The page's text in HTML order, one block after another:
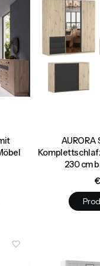
230 cm